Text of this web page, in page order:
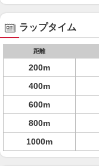
ラップタイム
距離
200m
400m
600m
800m
1000m